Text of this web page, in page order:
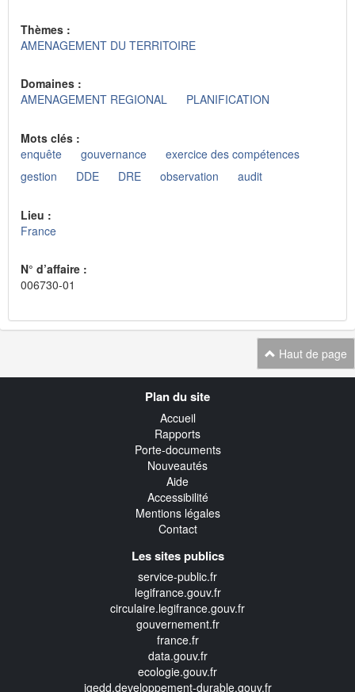
Thèmes :
AMENAGEMENT DU TERRITOIRE
Domaines :
AMENAGEMENT REGIONAL
PLANIFICATION
Mots clés :
enquête
gouvernance
exercice des compétences
gestion
DDE DRE observation audit
Lieu :
France
N° d’affaire :
006730-01
Haut de page
Plan du site
Accueil
Rapports
Porte-documents
Nouveautés
Aide
Accessibilité
Mentions légales
Contact
Les sites publics
service-public.fr
legifrance.gouv.fr
circulaire.legifrance.gouv.fr
gouvernement.fr
france.fr
data.gouv.fr
ecologie.gouv.fr
igedd.developpement-durable.gouv.fr